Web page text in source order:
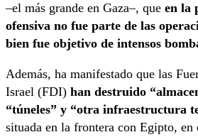
–el más grande en Gaza–, que en la
ofensiva no fue parte de las
bien fue objetivo de intensos
Además, ha manifestado que las
Israel (FDI) han destruido
“túneles” y “otra infraestructura
situada en la frontera con Egipto, en